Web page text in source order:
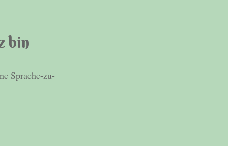
bin
Sprache-zu-